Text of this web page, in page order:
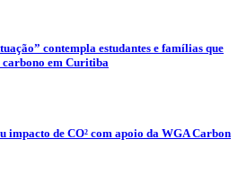
contempla estudantes e famílias que
carbono em Curitiba
impacto de CO² com apoio da WGA Carbon